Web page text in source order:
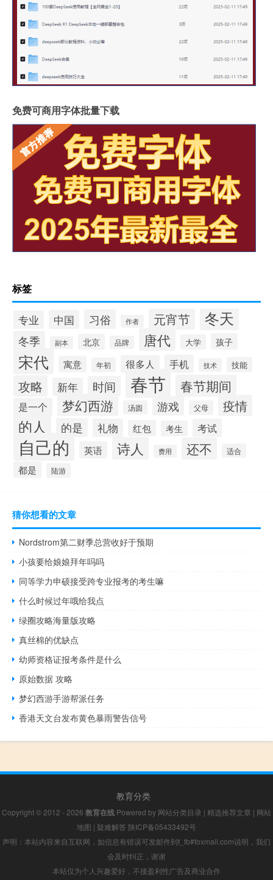
免费可商用字体批量下载
标签
专业 中国 习俗 作者 元宵节 冬天
冬季 副本 北京 品牌 唐代 大学 孩子
宋代 寓意 年初 很多人 手机 技术 技能
攻略 新年 时间 春节 春节期间
是一个 梦幻西游 汤圆 游戏 父母 疫情
的人 的是 礼物 红包 考生 考试
自己的 英语 诗人 费用 还不 适合
都是 陆游
猜你想看的文章
Nordstrom第二财季总营收好于预期
小孩要给娘娘拜年吗吗
同等学力申硕接受跨专业报考的考生嘛
什么时候过年哦给我点
绿圈攻略海量版攻略
真丝棉的优缺点
幼师资格证报考条件是什么
原始数据 攻略
梦幻西游手游帮派任务
香港天文台发布黄色暴雨警告信号
教育分类
Copyright © 2012 - 2026 教育在线 Powered by 网站分类目录 | 精选推荐文章 | 网站
地图 | 疑难解答 陕ICP备05433492号
声明：本站内容来自互联网，如信息有错误可发邮件到f_fb#foxmail.com说明，我们
会及时纠正，谢谢
本站仅为个人兴趣爱好，不接盈利性广告及商业合作